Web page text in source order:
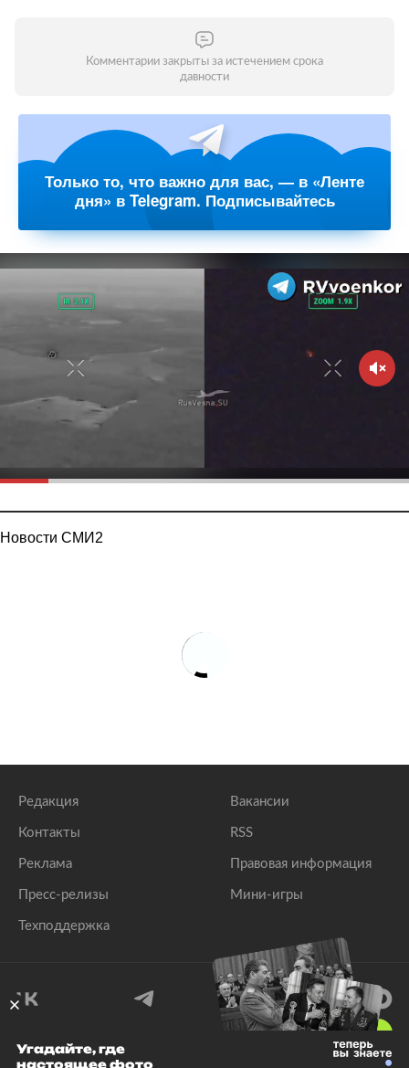
Комментарии закрыты за истечением срока
давности
Только то, что важно для вас, — в «Ленте
дня» в Telegram. Подписывайтесь
Новости СМИ2
Редакция
Контакты
Реклама
Пресс-релизы
Техподдержка
Вакансии
RSS
Правовая информация
Мини-игры
© 1999–2026 Все права защищены.
Угадайте, где
настоящее фото